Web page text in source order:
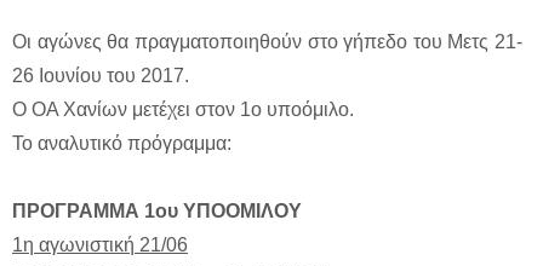
Οι αγώνες θα πραγματοποιηθούν στο γήπεδο του Μετς 21-
26 Ιουνίου του 2017.
Ο ΟΑ Χανίων μετέχει στον 1ο υποόμιλο.
Το αναλυτικό πρόγραμμα:
ΠΡΟΓΡΑΜΜΑ 1ου ΥΠΟΟΜΙΛΟΥ
1η αγωνιστική 21/06